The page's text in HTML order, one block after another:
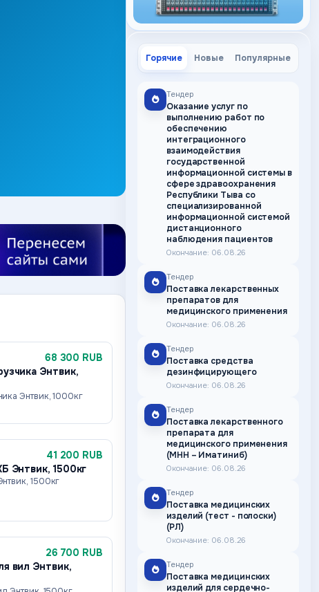
68 300 RUB
Энтвик,
Энтвик, 1000кг
41 200 RUB
Энтвик, 1500кг
1500кг
26 700 RUB
вил Энтвик,
Горячие Новые Популярные
Тендер
Оказание услуг по
выполнению работ по
обеспечению
интеграционного
взаимодействия
государственной
информационной системы в
сфере здравоохранения
Республики Тыва со
специализированной
информационной системой
дистанционного
наблюдения пациентов
Окончание: 06.08.26
Тендер
Поставка лекарственных
препаратов для
медицинского применения
Окончание: 06.08.26
Тендер
Поставка средства
дезинфицирующего
Окончание: 06.08.26
Тендер
Поставка лекарственного
препарата для
медицинского применения
(МНН – Иматиниб)
Окончание: 06.08.26
Тендер
Поставка медицинских
изделий (тест - полоски)
(РЛ)
Окончание: 06.08.26
Тендер
Поставка медицинских
изделий для сердечно-